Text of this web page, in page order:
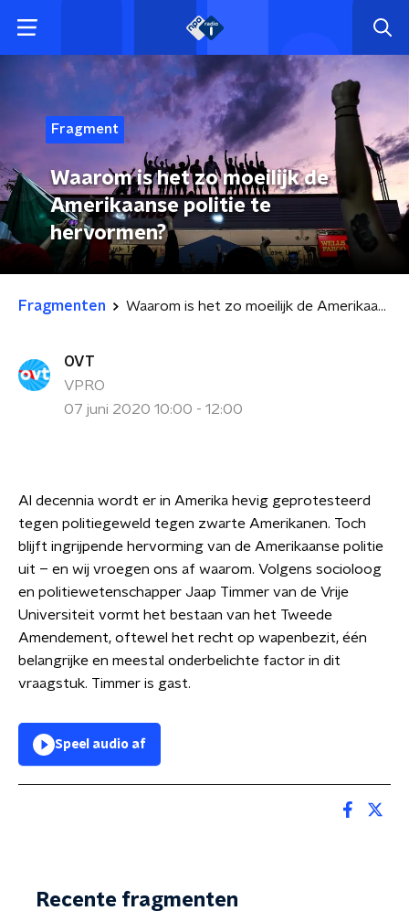
Fragment
Waarom is het zo moeilijk de
Amerikaanse politie te
hervormen?
Fragmenten Waarom is het zo moeilijk de Amerikaanse politie te hervormen?
OVT
VPRO
07 juni 2020 10:00 - 12:00
Al decennia wordt er in Amerika hevig geprotesteerd
tegen politiegeweld tegen zwarte Amerikanen. Toch
blijft ingrijpende hervorming van de Amerikaanse politie
uit – en wij vroegen ons af waarom. Volgens socioloog
en politiewetenschapper Jaap Timmer van de Vrije
Universiteit vormt het bestaan van het Tweede
Amendement, oftewel het recht op wapenbezit, één
belangrijke en meestal onderbelichte factor in dit
vraagstuk. Timmer is gast.
Speel audio af
Recente fragmenten